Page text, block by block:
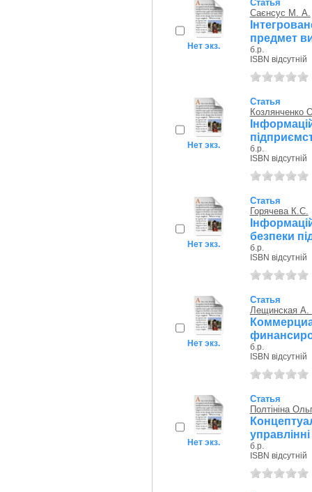
Нет экз.
Статья
Саєнсус М. А.
предмет
б.р.
ISBN відсутній
Нет экз.
Статья
Козлянченко
б.р.
ISBN відсутній
Нет экз.
Статья
Горячева К.С.
безпеки
б.р.
ISBN відсутній
Нет экз.
Статья
Лещинская
б.р.
ISBN відсутній
Нет экз.
Статья
Полтініна
б.р.
ISBN відсутній